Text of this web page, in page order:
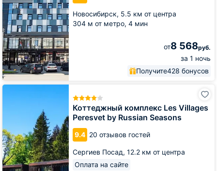
Новосибирск, 5.5 км от центра
304 м от метро, 4 мин
от8 568руб.
за 1 ночь
Получите428 бонусов
Коттеджный комплекс Les Villages
Peresvet by Russian Seasons
9.4 20 отзывов гостей
Сергиев Посад, 12.2 км от центра
Оплата на сайте
Коттеджный
by
Russian
Seasons